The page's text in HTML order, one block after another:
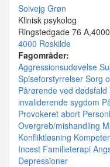
Solvejg Grøn
Klinisk psykolog
Ringstedgade 76
4000 Roskilde
Fagområder:
Aggressionsudøvelse
Spiseforstyrrelser Sorg
Pårørende ved dødsfald
invaliderende sygdom
Provokeret abort
Overgreb/mishandling
Konfliktløsning
Incest Familieterapi
Depressioner